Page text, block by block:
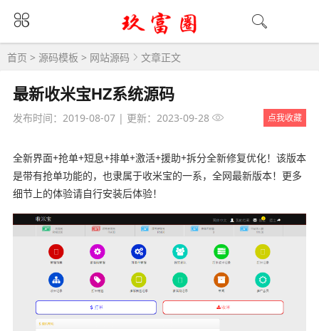
首页 > 源码模板 > 网站源码 文章正文
最新收米宝HZ系统源码
发布时间：2019-08-07| 更新：2023-09-28 点我收藏
全新界面+抢单+短息+排单+激活+援助+拆分全新修复优化！该版本
是带有抢单功能的，也隶属于收米宝的一系，全网最新版本！更多
细节上的体验请自行安装后体验！